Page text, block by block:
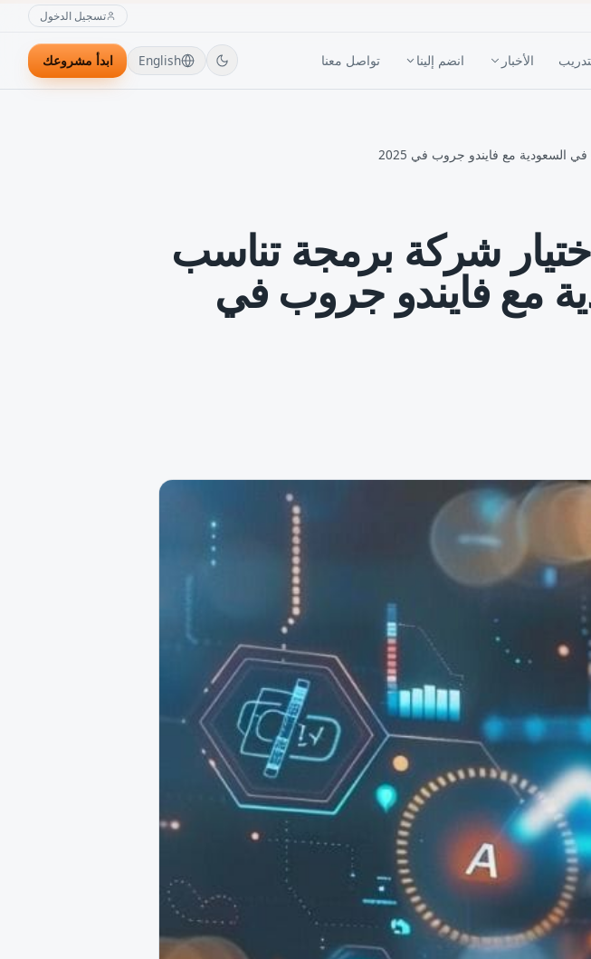
تسجيل الدخول
الأخبار انضم إلينا تواصل معنا English ابدأ مشروعك
مع فايندو جروب في 2025
شركة برمجة تناسب
مع فايندو جروب في